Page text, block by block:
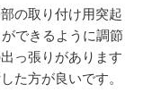
の取り付け用突起
できるように調節
っ張りがあります
た方が良いです。